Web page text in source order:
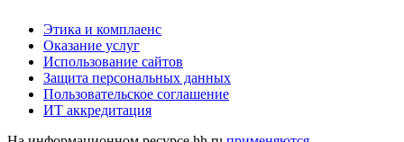
Этика и комплаенс
Оказание услуг
Использование сайтов
Защита персональных данных
Пользовательское соглашение
ИТ аккредитация